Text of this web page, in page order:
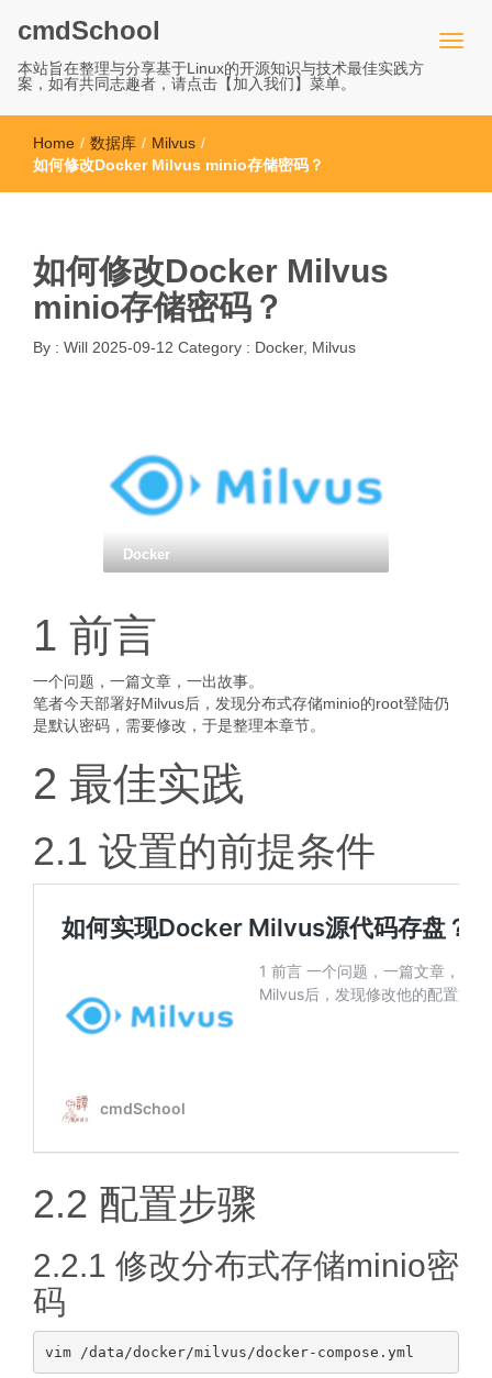
cmdSchool
本站旨在整理与分享基于Linux的开源知识与技术最佳实践方
案，如有共同志趣者，请点击【加入我们】菜单。
Home / 数据库 / Milvus /
如何修改Docker Milvus minio存储密码？
如何修改Docker Milvus
minio存储密码？
By : Will 2025-09-12 Category : Docker, Milvus
Docker
1 前言
一个问题，一篇文章，一出故事。
笔者今天部署好Milvus后，发现分布式存储minio的root登陆仍
是默认密码，需要修改，于是整理本章节。
2 最佳实践
2.1 设置的前提条件
2.2 配置步骤
2.2.1 修改分布式存储minio密
码